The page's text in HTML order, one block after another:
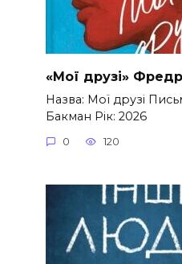
«Мої друзі»
Назва: Мої друзі
Бакман Рік: 2026
0 120